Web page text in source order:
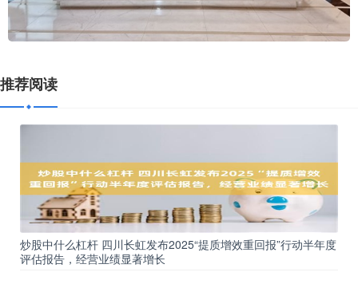
推荐阅读
炒股中什么杠杆 四川长虹发布2025“提质增效重回报”行动半年度
评估报告，经营业绩显著增长